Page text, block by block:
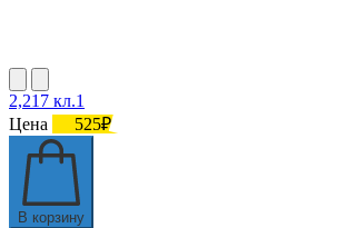
2,217 кл.1
Цена
525₽
В корзину